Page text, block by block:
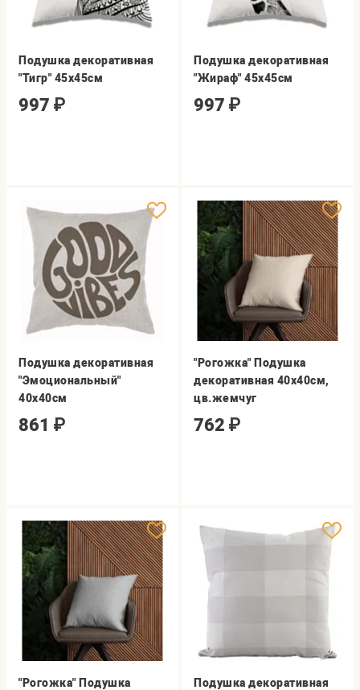
Подушка декоративная
"Тигр" 45х45см
997 ₽
Подушка декоративная
"Жираф" 45х45см
997 ₽
Подушка декоративная
"Эмоциональный"
40х40см
861 ₽
"Рогожка" Подушка
декоративная 40х40см,
цв.жемчуг
762 ₽
"Рогожка" Подушка
Подушка декоративная